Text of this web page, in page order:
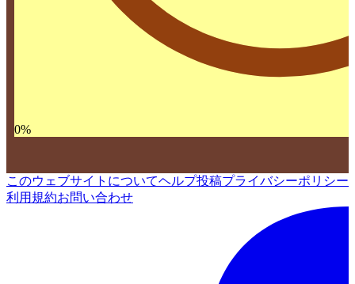
0%
このウェブサイトについてヘルプ投稿プライバシーポリシー
利用規約お問い合わせ